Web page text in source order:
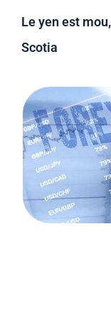
Le yen est
Scotia